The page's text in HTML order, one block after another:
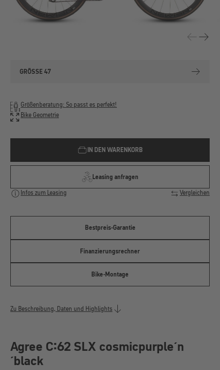
GRÖSSE 47
Größenberatung: So passt es perfekt!
Bike Geometrie
IN DEN WARENKORB
Leasing anfragen
Vergleichen
Infos zum Leasing
Bestpreis-Garantie
Finanzierungsrechner
Bike-Montage
Zu Beschreibung, Daten und Highlights
Agree C:62 SLX cosmicpurple´n
´black